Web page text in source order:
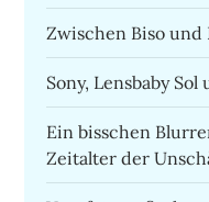
Zwischen Biso und
Sony, Lensbaby
Ein bisschen
Zeitalter der